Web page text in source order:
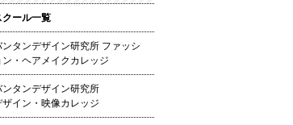
クール一覧
ンタンデザイン研究所 ファッシ
ン・ヘアメイクカレッジ
ンタンデザイン研究所
ザイン・映像カレッジ